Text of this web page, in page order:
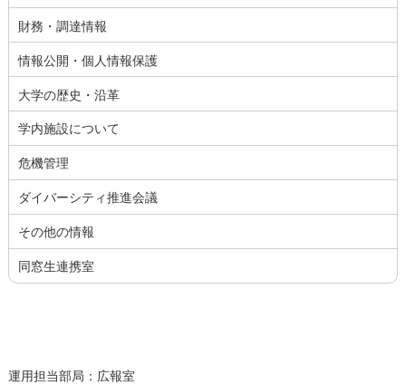
財務・調達情報
情報公開・個人情報保護
大学の歴史・沿革
学内施設について
危機管理
ダイバーシティ推進会議
その他の情報
同窓生連携室
運用担当部局：広報室